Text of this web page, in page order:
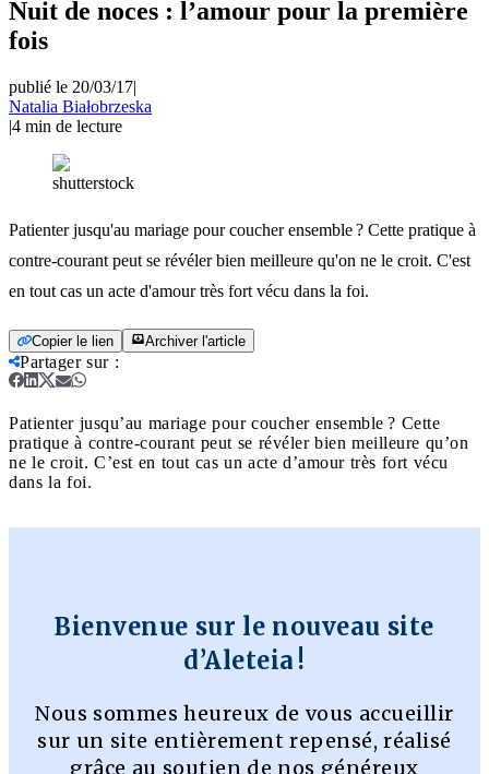
Nuit de noces : l’amour pour la première
fois
publié le 20/03/17|
Natalia Białobrzeska
|4 min de lecture
shutterstock
Patienter jusqu'au mariage pour coucher ensemble ? Cette pratique à
contre-courant peut se révéler bien meilleure qu'on ne le croit. C'est
en tout cas un acte d'amour très fort vécu dans la foi.
Copier le lien Archiver l'article
Partager sur:
Patienter jusqu’au mariage pour coucher ensemble ? Cette
pratique à contre-courant peut se révéler bien meilleure qu’on
ne le croit. C’est en tout cas un acte d’amour très fort vécu
dans la foi.
Bienvenue sur le nouveau site
d’Aleteia !
Nous sommes heureux de vous accueillir
sur un site entièrement repensé, réalisé
grâce au soutien de nos généreux